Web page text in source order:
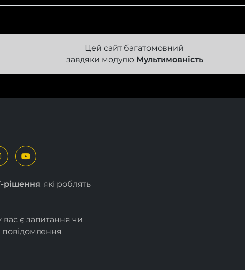
Цей сайт багатомовний
завдяки модулю Мультимовність
рішення, які роблять
вас є запитання чи